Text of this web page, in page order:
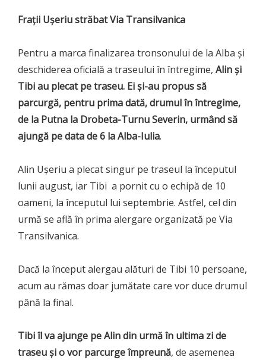
Frații Ușeriu străbat Via Transilvanica
Pentru a marca finalizarea tronsonului de la Alba și
deschiderea oficială a traseului în întregime, Alin și
Tibi au plecat pe traseu. Ei și-au propus să
parcurgă, pentru prima dată, drumul în întregime,
de la Putna la Drobeta-Turnu Severin, urmând să
ajungă pe data de 6 la Alba-Iulia.
Alin Ușeriu a plecat singur pe traseul la începutul
lunii august, iar Tibi a pornit cu o echipă de 10
oameni, la începutul lui septembrie. Astfel, cel din
urmă se află în prima alergare organizată pe Via
Transilvanica.
Dacă la început alergau alături de Tibi 10 persoane,
acum au rămas doar jumătate care vor duce drumul
până la final.
Tibi îl va ajunge pe Alin din urmă în ultima zi de
traseu și o vor parcurge împreună, de asemenea